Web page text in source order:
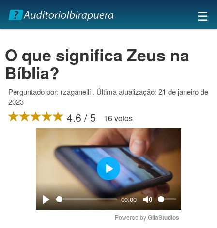
×
☰
O que significa Zeus na
Bíblia?
Perguntado por: rzaganelli . Última atualização: 21 de janeiro de
2023
4.6 / 5 16 votos
Play
00:00
Mute
Play
Powered by GliaStudios